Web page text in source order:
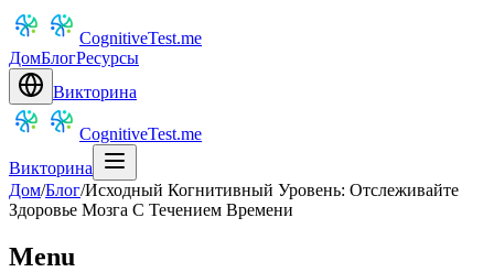
CognitiveTest.me
ДомБлогРесурсы
Викторина
CognitiveTest.me
Викторина
Дом/Блог/Исходный Когнитивный Уровень: Отслеживайте
Здоровье Мозга С Течением Времени
Menu